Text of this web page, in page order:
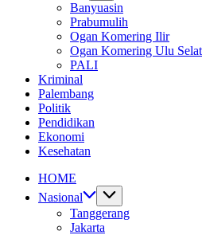
Banyuasin
Prabumulih
Ogan Komering Ilir
Ogan Komering Ulu
PALI
Kriminal
Palembang
Politik
Pendidikan
Ekonomi
Kesehatan
HOME
Nasional
Tanggerang
Jakarta